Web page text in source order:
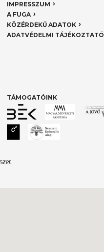
IMPRESSZUM
A FUGA
KÖZÉRDEKŰ ADATOK
ADATVÉDELMI TÁJÉKOZTATÓ
TÁMOGATÓINK